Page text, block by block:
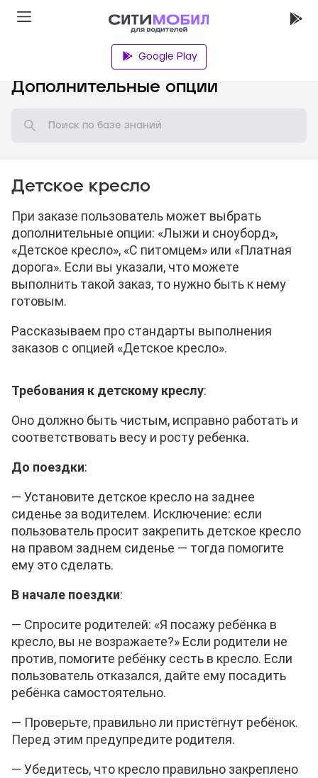
Google Play
Дополнительные опции
Детское кресло
При заказе пользователь может выбрать
дополнительные опции: «Лыжи и сноуборд»,
«Детское кресло», «С питомцем» или «Платная
дорога». Если вы указали, что можете
выполнить такой заказ, то нужно быть к нему
готовым.
Рассказываем про стандарты выполнения
заказов с опцией «Детское кресло».
Требования к детскому креслу:
Оно должно быть чистым, исправно работать и
соответствовать весу и росту ребенка.
До поездки:
— Установите детское кресло на заднее
сиденье за водителем. Исключение: если
пользователь просит закрепить детское кресло
на правом заднем сиденье — тогда помогите
ему это сделать.
В начале поездки:
— Спросите родителей: «Я посажу ребёнка в
кресло, вы не возражаете?» Если родители не
против, помогите ребёнку сесть в кресло. Если
пользователь отказался, дайте ему посадить
ребёнка самостоятельно.
— Проверьте, правильно ли пристёгнут ребёнок.
Перед этим предупредите родителя.
— Убедитесь, что кресло правильно закреплено